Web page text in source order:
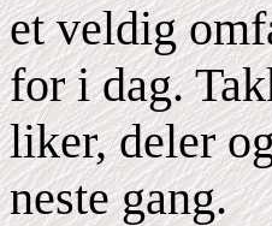
et veldig
for i dag.
liker, deler
neste gang.